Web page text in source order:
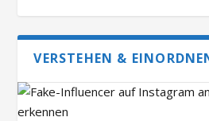
VERSTEHEN &